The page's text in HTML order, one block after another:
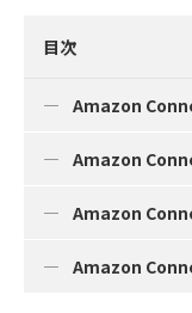
目次
Amazon
Amazon
Amazon
Amazon